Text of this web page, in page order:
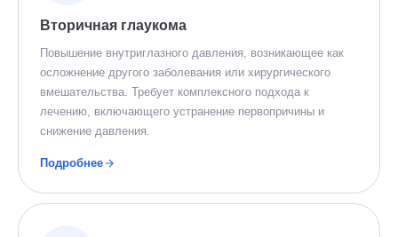
Вторичная глаукома
Повышение внутриглазного давления, возникающее как
осложнение другого заболевания или хирургического
вмешательства. Требует комплексного подхода к
лечению, включающего устранение первопричины и
снижение давления.
Подробнее